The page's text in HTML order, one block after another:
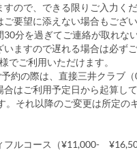
すので、できる限りご入力く
要望に添えない場合もござ
分を過ぎてご連絡が取れな
ますので遅れる場合は必ずご
でご利用いただけます。
約の際は、直接三井クラブ
はご利用予定日から起算し
。それ以降のご変更は所定の
ルコース（¥11,000-